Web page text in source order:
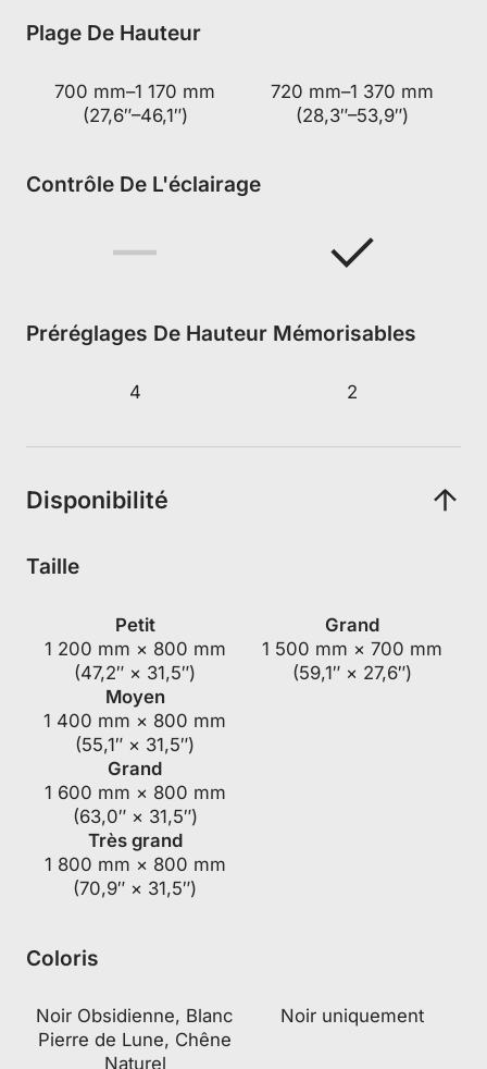
Plage De Hauteur
700 mm–1 170 mm
(27,6″–46,1″)
720 mm–1 370 mm
(28,3″–53,9″)
Contrôle De L'éclairage
Préréglages De Hauteur Mémorisables
4 2
Disponibilité
Taille
Petit
1 200 mm × 800 mm
(47,2″ × 31,5″)
Moyen
1 400 mm × 800 mm
(55,1″ × 31,5″)
Grand
1 600 mm × 800 mm
(63,0″ × 31,5″)
Très grand
1 800 mm × 800 mm
(70,9″ × 31,5″)
Grand
1 500 mm × 700 mm
(59,1″ × 27,6″)
Coloris
Noir Obsidienne, Blanc
Pierre de Lune, Chêne
Naturel
Noir uniquement